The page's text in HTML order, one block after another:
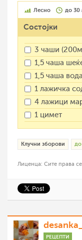
Лесно до 30
Состојки
3 чаши
1,5 чаша
1,5 чаша вода
1 лажичка
4 лажици
1 цимет
Клучни зборови
Лиценца: Сите права
РЕЦЕПТИ